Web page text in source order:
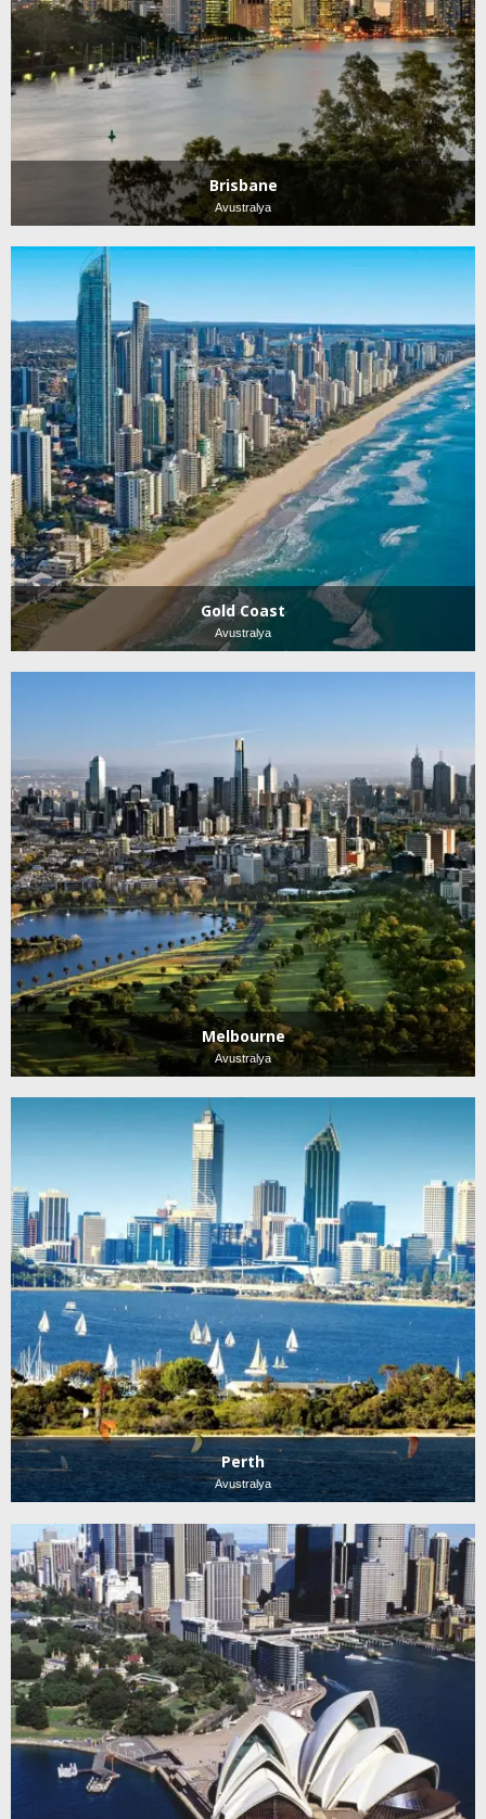
Brisbane
Avustralya
Gold Coast
Avustralya
Melbourne
Avustralya
Perth
Avustralya